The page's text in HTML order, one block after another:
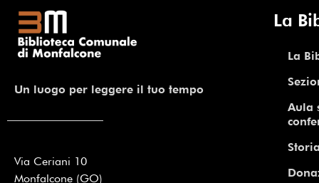
Un luogo per leggere il tuo tempo
Via Ceriani 10
Monfalcone (GO)
La
La
Aula